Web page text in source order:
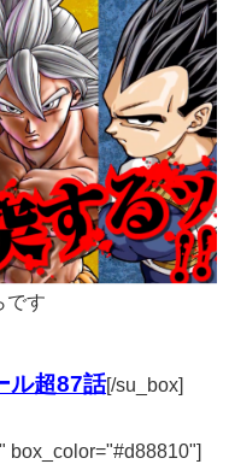
です
ル超87話[/su_box]
box_color="#d88810"]